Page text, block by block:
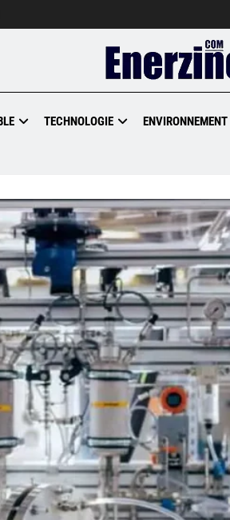
TECHNOLOGIE ENVIRONNEMENT